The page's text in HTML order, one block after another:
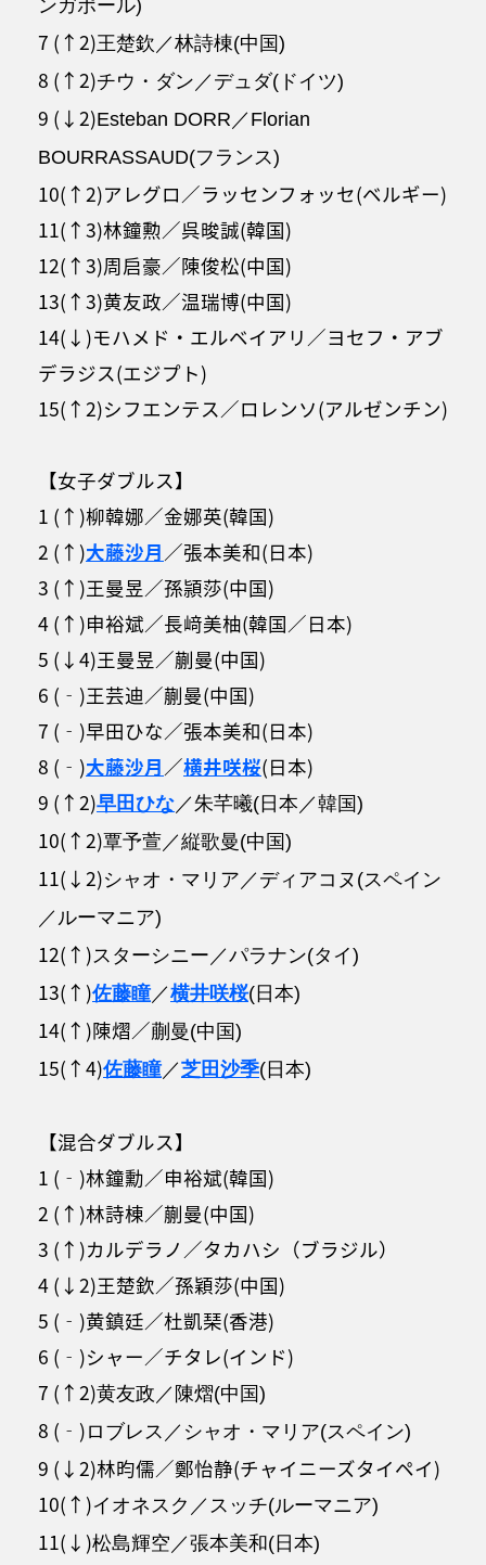
ンガポール)
7 (↑2)王楚欽／林詩棟(中国)
8 (↑2)チウ・ダン／デュダ(ドイツ)
9 (↓2)Esteban DORR／Florian
BOURRASSAUD(フランス)
10(↑2)アレグロ／ラッセンフォッセ(ベルギー)
11(↑3)林鐘勲／呉晙誠(韓国)
12(↑3)周启豪／陳俊松(中国)
13(↑3)黄友政／温瑞博(中国)
14(↓)モハメド・エルベイアリ／ヨセフ・アブ
デラジス(エジプト)
15(↑2)シフエンテス／ロレンソ(アルゼンチン)
【女子ダブルス】
1 (↑)柳韓娜／金娜英(韓国)
2 (↑)大藤沙月 ／張本美和(日本)
3 (↑)王曼昱／孫頴莎(中国)
4 (↑)申裕斌／長﨑美柚(韓国／日本)
5 (↓4)王曼昱／蒯曼(中国)
6 (‐)王芸迪／蒯曼(中国)
7 (‐)早田ひな／張本美和(日本)
8 (‐)大藤沙月 ／横井咲桜(日本)
9 (↑2)早田ひな ／朱芊曦(日本／韓国)
10(↑2)覃予萱／縦歌曼(中国)
11(↓2)シャオ・マリア／ディアコヌ(スペイン
／ルーマニア)
12(↑) スターシニー／パラナン(タイ)
13(↑)佐藤瞳／横井咲桜(日本)
14(↑)陳熠／蒯曼(中国)
15(↑4)佐藤瞳／芝田沙季(日本)
【混合ダブルス】
1 (‐)林鐘勳／申裕斌(韓国)
2 (↑)林詩棟／蒯曼(中国)
3 (↑)カルデラノ／タカハシ（ブラジル）
4 (↓2)王楚欽／孫穎莎(中国)
5 (‐)黄鎮廷／杜凱琹(香港)
6 (‐)シャー／チタレ(インド)
7 (↑2)黄友政／陳熠(中国)
8 (‐) ロブレス／シャオ・マリア(スペイン)
9 (↓2)林昀儒／鄭怡静(チャイニーズタイペイ)
10(↑)イオネスク／スッチ(ルーマニア)
11(↓)松島輝空／張本美和(日本)